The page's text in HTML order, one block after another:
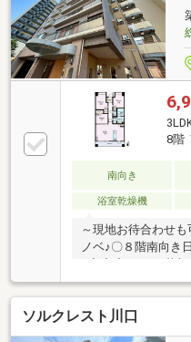
ー店 徒歩5分(約
分(約190m)
8階
南向き
浴室乾燥機
～現地お待合わせ
ノベ♪〇８階南向き
年目》～東京都・
験豊富なエージェ
トいたします！◎住
利×保障内容充実の
ソルクレスト川口